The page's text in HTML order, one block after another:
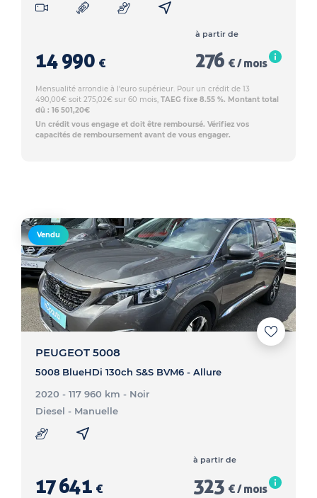
14 990 €
à partir de
276 € / mois
Mensualité arrondie à l'euro supérieur. Pour un crédit de 13
490,00€ soit 275,02€ sur 60 mois, TAEG fixe 8.55 %. Montant total
dû : 16 501,20€
Un crédit vous engage et doit être remboursé. Vérifiez vos
capacités de remboursement avant de vous engager.
Vendu
PEUGEOT 5008
5008 BlueHDi 130ch S&S BVM6 - Allure
2020 - 117 960 km - Noir
Diesel - Manuelle
17 641 €
à partir de
323 € / mois